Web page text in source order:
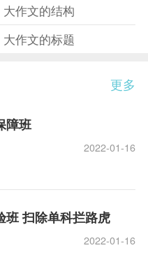
作文的结构
作文的标题
更多
障班
2022-01-16
班 扫除单科拦路虎
2022-01-16